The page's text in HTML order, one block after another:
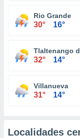
Rio Grande
30° 16°
Tlaltenango
32° 14°
Villanueva
31° 14°
Localidades